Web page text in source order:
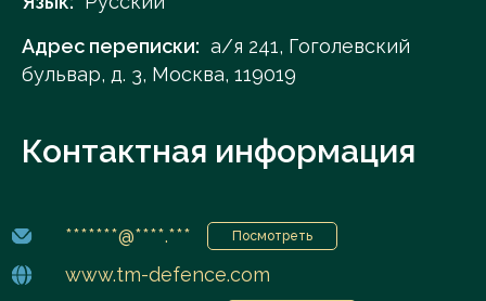
Адрес переписки: а/я 241, Гоголевский
бульвар, д. 3, Москва, 119019
Контактная информация
*******@****.*** Посмотреть
www.tm-defence.com